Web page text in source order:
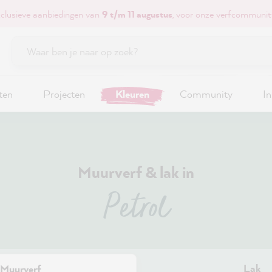
aanbiedingen van 9 t/m 11 augustus, voor onze
Projecten Kleuren Community
Muurverf & lak in
Petrol
Muurverf Lak